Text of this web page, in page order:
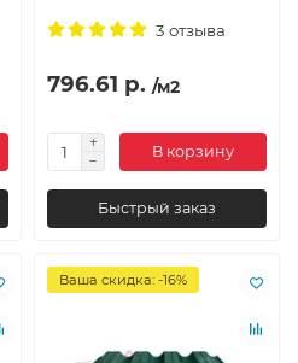
3 отзыва
796.61 р. /м2
В корзину
Быстрый заказ
Ваша скидка: -16%